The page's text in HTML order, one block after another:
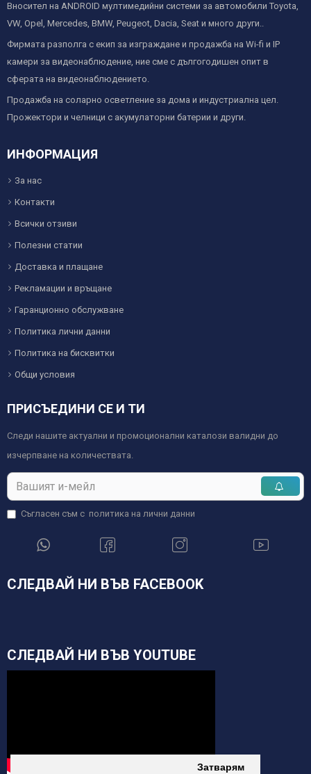
Затварям
Вносител на ANDROID мултимедийни системи за автомобили Toyota,
VW, Opel, Mercedes, BMW, Peugeot, Dacia, Seat и много други..
Фирмата разполга с екип за изграждане и продажба на Wi-fi и IP
камери за видеонаблюдение, ние сме с дългогодишен опит в
сферата на видеонаблюдението.
Продажба на соларно осветление за дома и индустриална цел.
Прожектори и челници с акумулаторни батерии и други.
ИНФОРМАЦИЯ
За нас
Контакти
Всички отзиви
Полезни статии
Доставка и плащане
Рекламации и връщане
Гаранционно обслужване
Политика лични данни
Политика на бисквитки
Общи условия
ПРИСЪЕДИНИ СЕ И ТИ
Следи нашите актуални и промоционални каталози валидни до
изчерпване на количествата.
Съгласен съм с политика на лични данни
СЛЕДВАЙ НИ ВЪВ FACEBOOK
СЛЕДВАЙ НИ ВЪВ YOUTUBE